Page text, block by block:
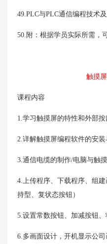
49.PLC与PLC通信编程技术
50.附：根据学员实际所需，
触摸
课程内容
1.学习触摸屏的特性和外部
2.详解触摸屏编程软件的安装
3.通信电缆的制作/电脑与触
4.上传程序、下载程序、组
持型、复状态按钮）
5.设置常数按钮、加减按钮
6.多画面设计，开机显示公